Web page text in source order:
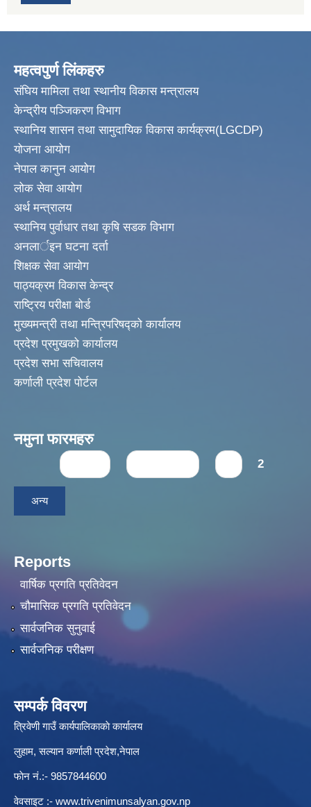
महत्वपुर्ण लिंकहरु
संघिय मामिला तथा स्थानीय विकास मन्त्रालय
केन्द्रीय पञ्जिकरण विभाग
स्थानिय शासन तथा सामुदायिक विकास कार्यक्रम(LGCDP)
योजना आयोग
नेपाल कानुन आयोग
लोक सेवा आयोग
अर्थ मन्त्रालय
स्थानिय पुर्वाधार तथा कृषि सडक विभाग
अनलार्इन घटना दर्ता
शिक्षक सेवा आयोग
पाठ्यक्रम विकास केन्द्र
राष्ट्रिय परीक्षा बोर्ड
मुख्यमन्त्री तथा मन्त्रिपरिषद्को कार्यालय
प्रदेश प्रमुखको कार्यालय
प्रदेश सभा सचिवालय
कर्णाली प्रदेश पोर्टल
नमुना फारमहरु
Pages 2
अन्य
Reports
वार्षिक प्रगति प्रतिवेदन
चौमासिक प्रगति प्रतिवेदन
सार्वजनिक सुनुवाई
सार्वजनिक परीक्षण
सम्पर्क विवरण
त्रिवेणी गाउँ कार्यपालिकाकाे कार्यालय
लुहाम, सल्यान कर्णाली प्रदेश,नेपाल
फाेन नं.:- 9857844600
वेवसाइट :- www.trivenimunsalyan.gov.np